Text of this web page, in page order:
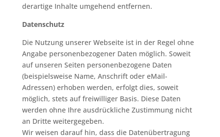
derartige Inhalte umgehend entfernen.
Datenschutz
Die Nutzung unserer Webseite ist in der Regel ohne
Angabe personenbezogener Daten möglich. Soweit
auf unseren Seiten personenbezogene Daten
(beispielsweise Name, Anschrift oder eMail-
Adressen) erhoben werden, erfolgt dies, soweit
möglich, stets auf freiwilliger Basis. Diese Daten
werden ohne Ihre ausdrückliche Zustimmung nicht
an Dritte weitergegeben.
Wir weisen darauf hin, dass die Datenübertragung